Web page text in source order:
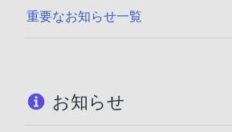
重要なお知らせ一覧
お知らせ